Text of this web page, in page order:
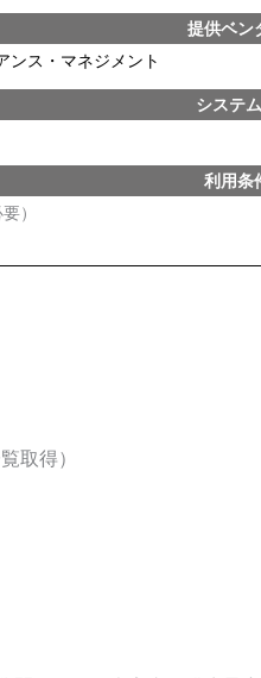
提供ベン
ンス・マネジメント
システ
利用条
）
取得）